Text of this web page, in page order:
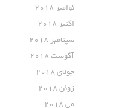
نوامبر 2018
اکتبر 2018
سپتامبر 2018
آگوست 2018
جولای 2018
ژوئن 2018
می 2018